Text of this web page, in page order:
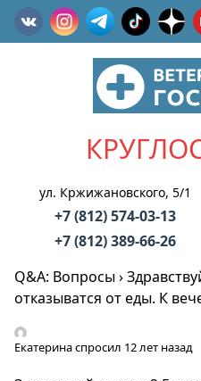
ул. Кржижановского, 5/1
+7 (812) 574-03-13
+7 (812) 389-66-26
Q&A: Вопросы›
отказыватся от еды. К
Екатеринаспросил 12 лет назад